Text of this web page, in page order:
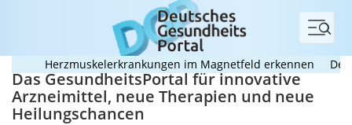
Menü
Herzmuskelerkrankungen im Magnetfeld erkennen
Das GesundheitsPortal für innovative
Arzneimittel, neue Therapien und neue
Heilungschancen